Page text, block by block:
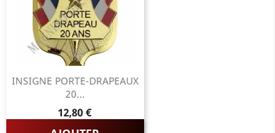
INSIGNE PORTE-DRAPEAUX
20...
Prix
12,80 €